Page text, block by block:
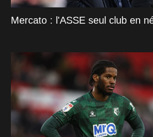
Mercato : l'ASSE seul club en